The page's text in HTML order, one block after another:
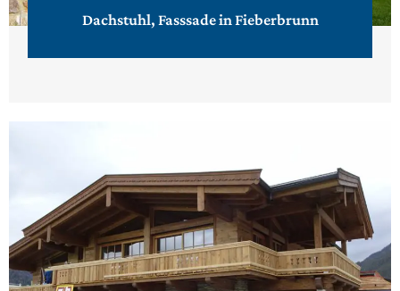
Dachstuhl, Fasssade in Fieberbrunn